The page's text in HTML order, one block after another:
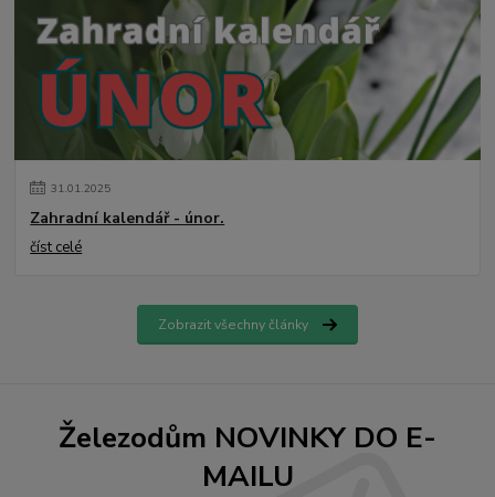
31.01.2025
Zahradní kalendář - únor.
číst celé
Zobrazit všechny články
Železodům NOVINKY DO E-
MAILU